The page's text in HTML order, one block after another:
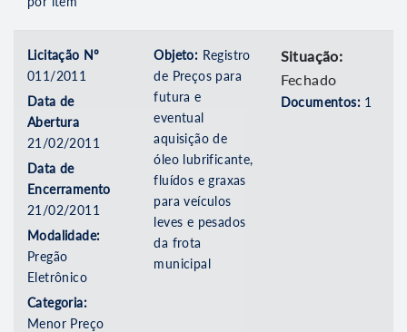
Licitação Nº
011/2011
Data de
Abertura
21/02/2011
Data de
Encerramento
21/02/2011
Modalidade:
Pregão
Eletrônico
Categoria:
Menor Preço
Objeto: Registro
de Preços para
futura e
eventual
aquisição de
óleo lubrificante,
fluídos e graxas
para veículos
leves e pesados
da frota
municipal
Situação:
Fechado
Documentos: 1